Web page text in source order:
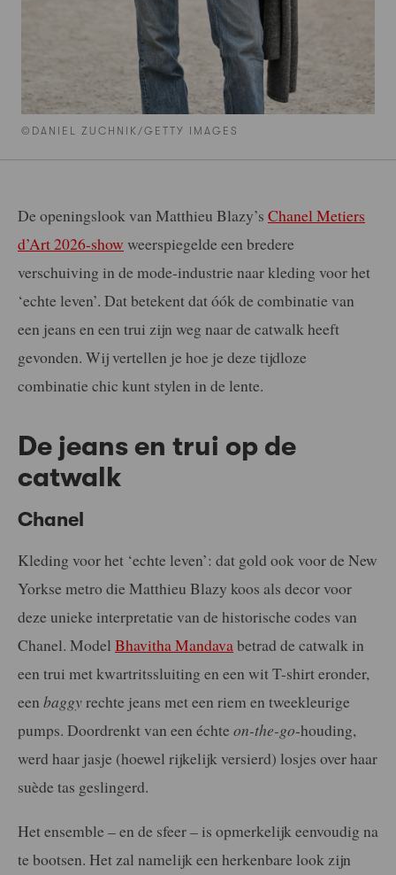
©DANIEL ZUCHNIK/GETTY IMAGES
De openingslook van Matthieu Blazy’s Chanel Metiers
d’Art 2026-show weerspiegelde een bredere
verschuiving in de mode-industrie naar kleding voor het
‘echte leven’. Dat betekent dat óók de combinatie van
een jeans en een trui zijn weg naar de catwalk heeft
gevonden. Wij vertellen je hoe je deze tijdloze
combinatie chic kunt stylen in de lente.
De jeans en trui op de
catwalk
Chanel
Kleding voor het ‘echte leven’: dat gold ook voor de New
Yorkse metro die Matthieu Blazy koos als decor voor
deze unieke interpretatie van de historische codes van
Chanel. Model Bhavitha Mandavabetrad de catwalk in
een trui met kwartritssluiting en een wit T-shirt eronder,
een baggyrechte jeans met een riem en tweekleurige
pumps. Doordrenkt van een échte on-the-go-houding,
werd haar jasje (hoewel rijkelijk versierd) losjes over haar
suède tas geslingerd.
Het ensemble – en de sfeer – is opmerkelijk eenvoudig na
te bootsen. Het zal namelijk een herkenbare look zijn